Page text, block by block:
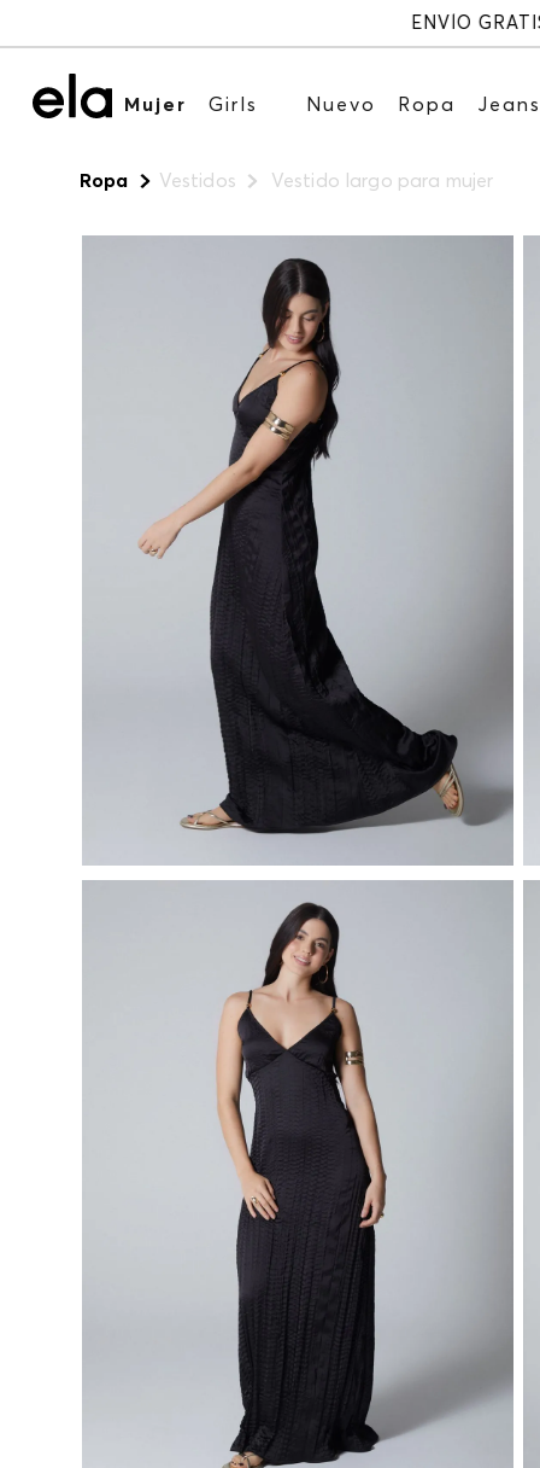
Mujer Girls Nuevo Ropa
Ropa Vestidos Vestido largo para mujer